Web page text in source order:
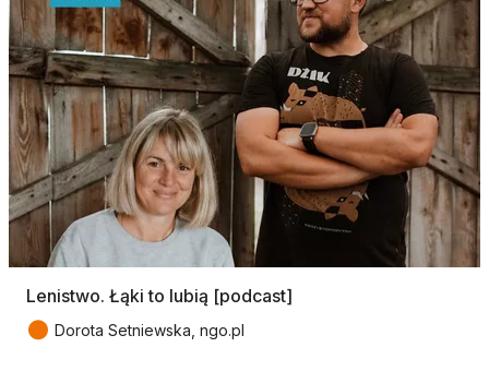
Lenistwo. Łąki to lubią [podcast]
● Dorota Setniewska, ngo.pl